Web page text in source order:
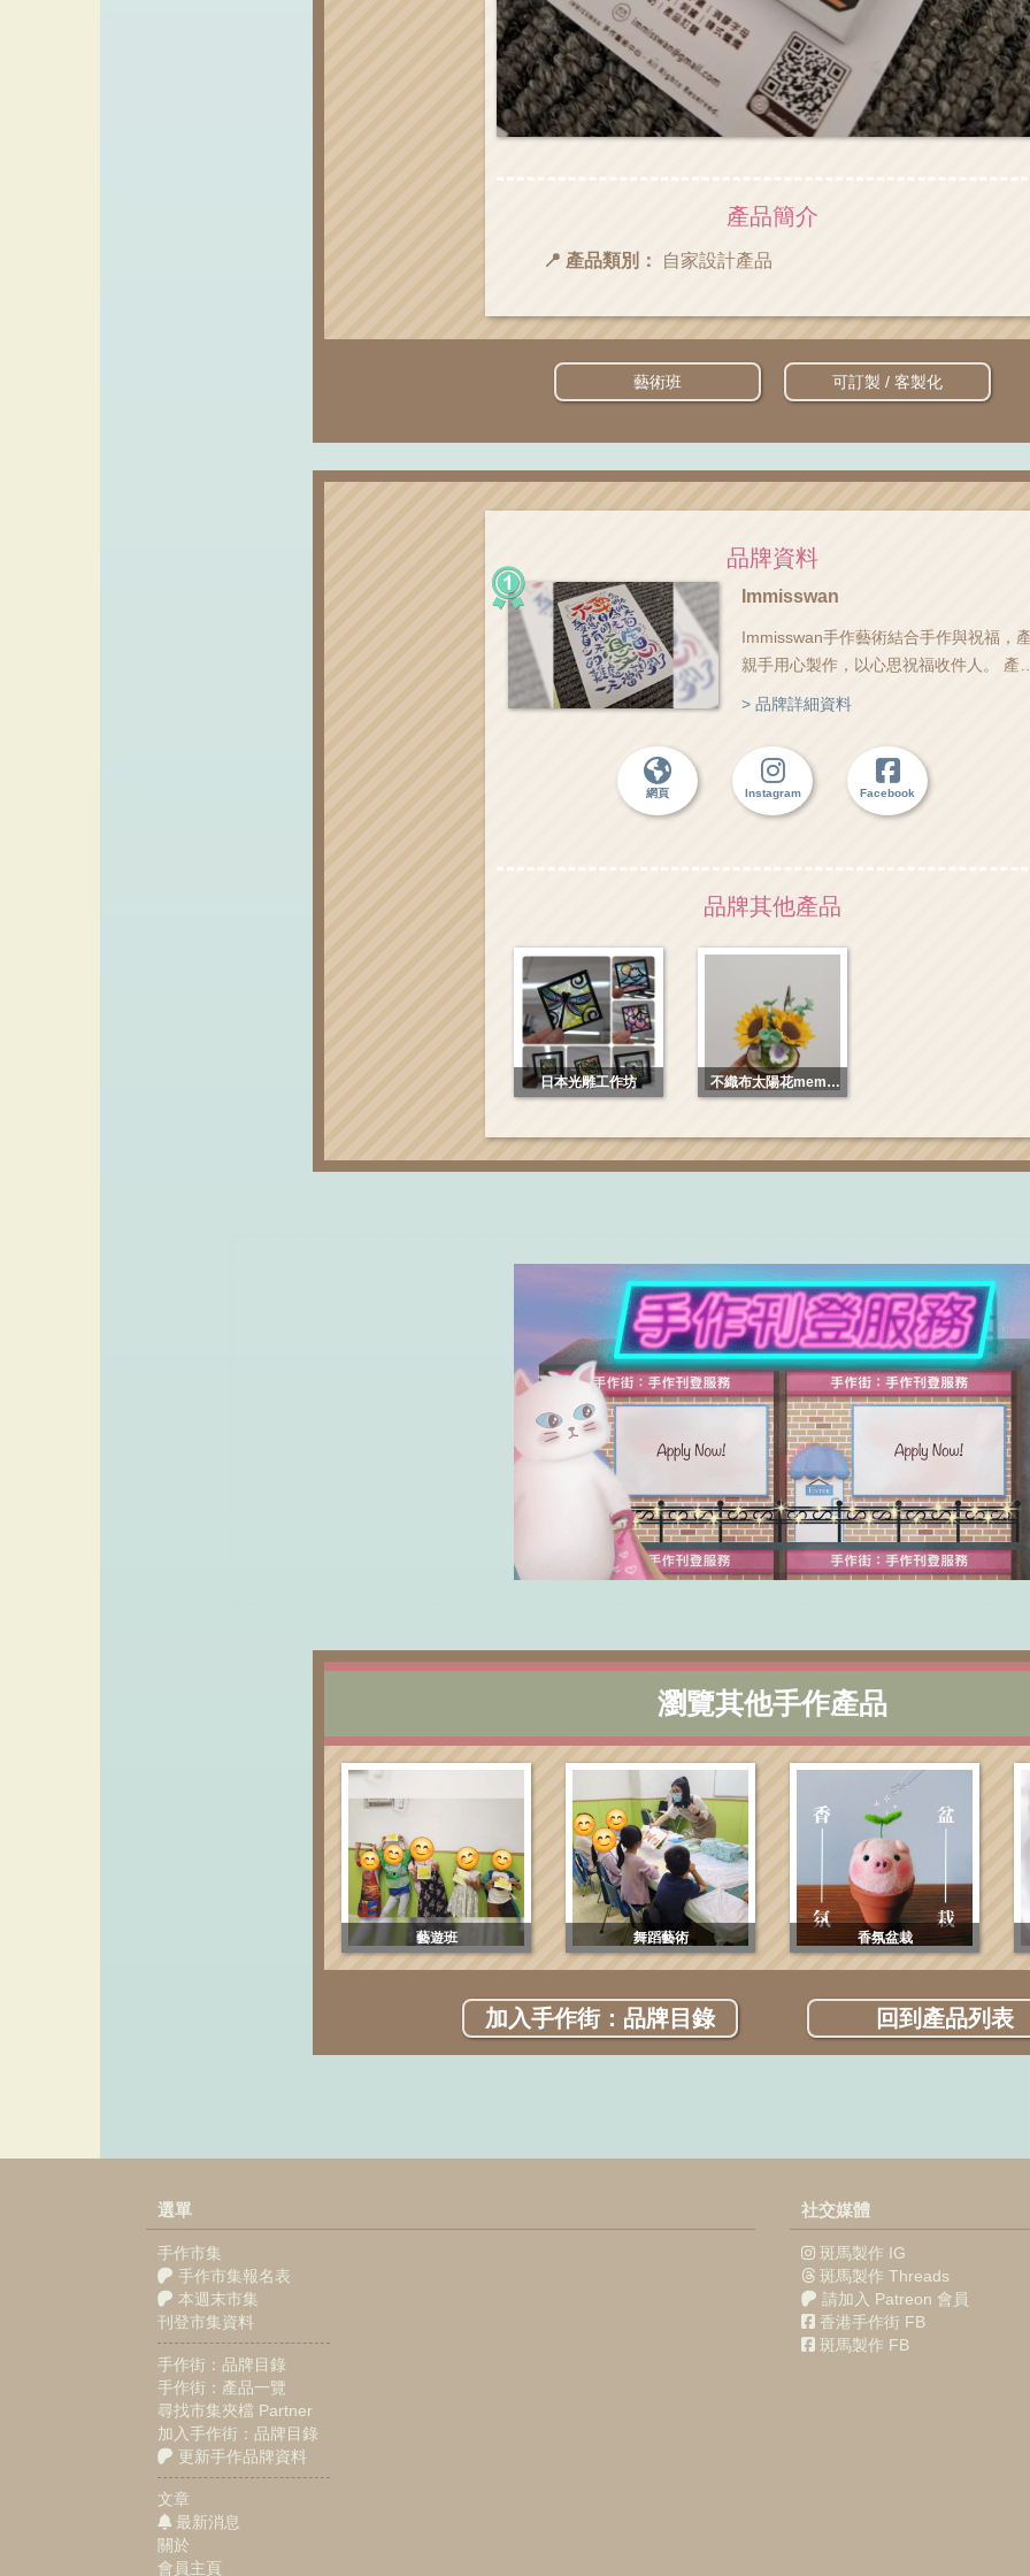
產品簡介
📍 產品類別： 自家設計產品
藝術班 可訂製 / 客製化
品牌資料
Immisswan
Immisswan手作藝術結合手作與祝福，
親手用心製作，以心思祝福收件人。 產
可 #度身訂造 #生日禮物 #畢業禮物 不
瓣造型像真，是 #永生花 之一，可看看
們的網頁，看看客人的評價😊 #產品訂購
一般付款後7-14個工作天完成寄出，視
愛。
> 品牌詳細資料
網頁 Instagram Facebook
品牌其他產品
日本光雕工作坊
不織布太陽花memo
瀏覽其他手作產品
藝遊班 舞蹈藝術 香氛盆栽
加入手作街：品牌目錄 回到產品列表
選單
手作市集
手作市集報名表
本週末市集
刊登市集資料
手作街：品牌目錄
手作街：產品一覽
尋找市集夾檔 Partner
加入手作街：品牌目錄
更新手作品牌資料
文章
最新消息
關於
會員主頁
社交媒體
斑馬製作 IG
斑馬製作 Threads
請加入 Patreon 會員
香港手作街 FB
斑馬製作 FB